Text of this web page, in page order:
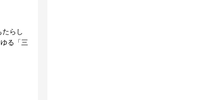
らし
る「三